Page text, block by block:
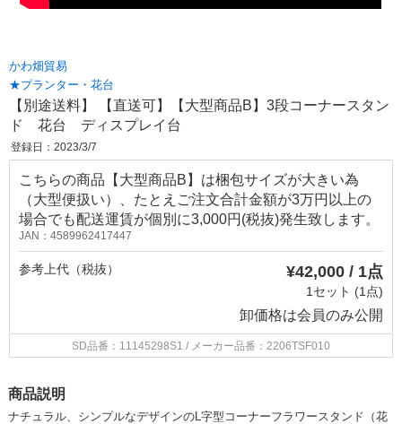
かわ畑貿易
★プランター・花台
【別途送料】 【直送可】【大型商品B】3段コーナースタン
ド 花台 ディスプレイ台
登録日：2023/3/7
こちらの商品【大型商品B】は梱包サイズが大きい為
（大型便扱い）、たとえご注文合計金額が3万円以上の
場合でも配送運賃が個別に3,000円(税抜)発生致します。
JAN：4589962417447
参考上代（税抜） ¥42,000 / 1点
1セット (1点)
卸価格は会員のみ公開
SD品番：11145298S1 / メーカー品番：2206TSF010
商品説明
ナチュラル、シンプルなデザインのL字型コーナーフラワースタンド（花